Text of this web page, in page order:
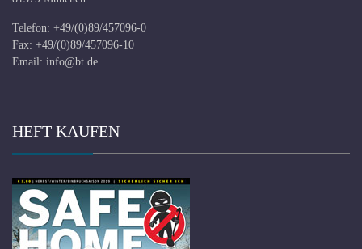
Telefon: +49/(0)89/457096-0
Fax: +49/(0)89/457096-10
Email: info@bt.de
HEFT KAUFEN